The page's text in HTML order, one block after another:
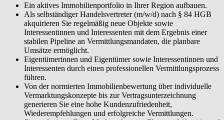
Ein aktives Immobilienportfolio in Ihrer Region aufbauen.
Als selbständiger Handelsvertreter (m/w/d) nach § 84 HGB
akquirieren Sie regelmäßig neue Objekte sowie
Interessentinnen und Interessenten mit dem Ergebnis einer
stabilen Pipeline an Vermittlungsmandaten, die planbare
Umsätze ermöglicht.
Eigentümerinnen und Eigentümer sowie Interessentinnen und
Interessenten durch einen professionellen Vermittlungsprozess
führen.
Von der normierten Immobilienbewertung über individuelle
Vermarktungskonzepte bis zur Vertragsunterzeichnung
generieren Sie eine hohe Kundenzufriedenheit,
Wiederempfehlungen und erfolgreiche Vermittlungen.